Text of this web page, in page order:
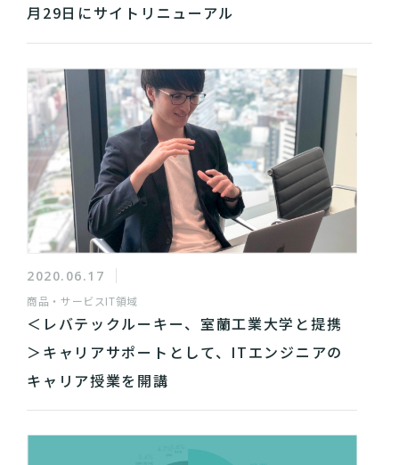
月29日にサイトリニューアル
2020.06.17
商品・サービスIT領域
＜レバテックルーキー、室蘭工業大学と提携
＞キャリアサポートとして、ITエンジニアの
キャリア授業を開講